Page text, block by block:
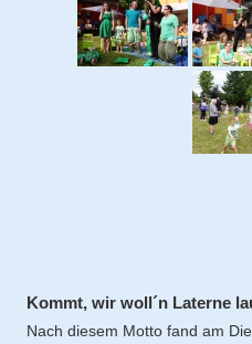
Kommt, wir woll´n Laterne
Nach diesem Motto fand am